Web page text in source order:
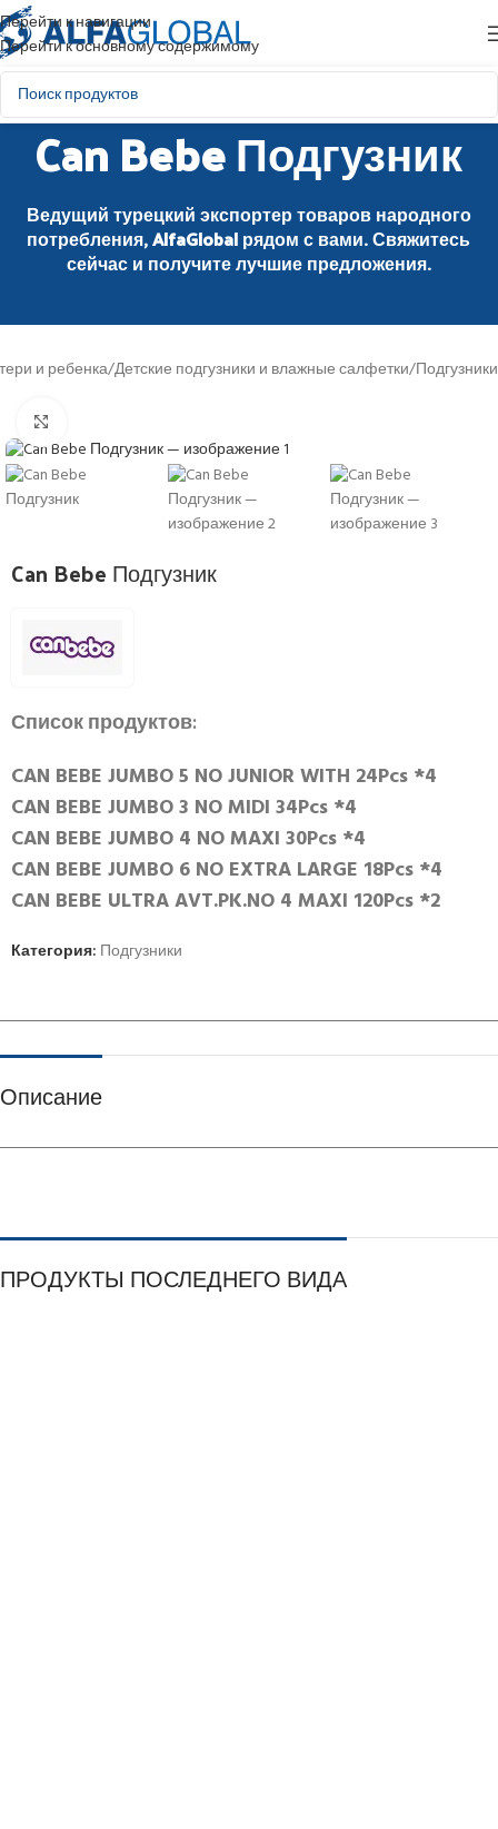
Перейти к навигации
Перейти к основному содержимому
Can Bebe Подгузник
Ведущий турецкий экспортер товаров народного
потребления, AlfaGlobal рядом с вами. Свяжитесь
сейчас и получите лучшие предложения.
и ребенка/Детские подгузники и влажные салфетки/Подгузники
Can Bebe Подгузник
Список продуктов:
CAN BEBE JUMBO 5 NO JUNIOR WITH 24Pcs *4
CAN BEBE JUMBO 3 NO MIDI 34Pcs *4
CAN BEBE JUMBO 4 NO MAXI 30Pcs *4
CAN BEBE JUMBO 6 NO EXTRA LARGE 18Pcs *4
CAN BEBE ULTRA AVT.PK.NO 4 MAXI 120Pcs *2
Категория: Подгузники
Описание
ПРОДУКТЫ ПОСЛЕДНЕГО ВИДА